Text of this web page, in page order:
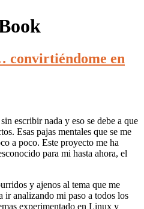
convirtiéndome en
escribir nada y eso se debe a que
Esas pajas mentales que se me
a poco. Este proyecto me ha
para mi hasta ahora, el
y ajenos al tema que me
ir analizando mi paso a todos los
experimentado en Linux y